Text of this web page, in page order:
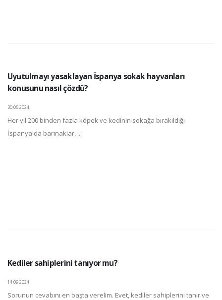
Uyutulmayı yasaklayan İspanya sokak hayvanları
konusunu nasıl çözdü?
30.05.2024
Her yıl 200 binden fazla köpek ve kedinin sokağa bırakıldığı
İspanya'da barınaklar, ...
Kediler sahiplerini tanıyor mu?
14.09.2024
Sorunun cevabını en başta verelim. Evet, kediler sahiplerini tanır ve